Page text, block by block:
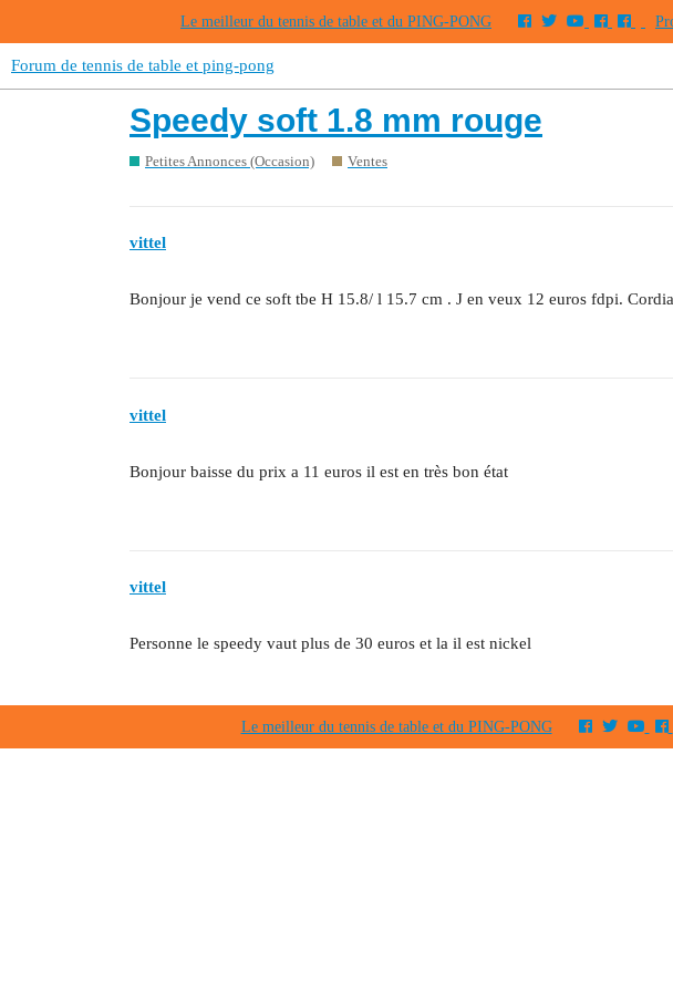
Le meilleur du tennis de table et du PING-PONG
Forum de tennis de table et ping-pong
Speedy soft 1.8 mm rouge
Petites Annonces (Occasion) Ventes
vittel
Bonjour je vend ce soft tbe H 15.8/ l 15.7 cm . J en veux 12 euros fdpi.
vittel
Bonjour baisse du prix a 11 euros il est en très bon état
vittel
Personne le speedy vaut plus de 30 euros et la il est nickel
Le meilleur du tennis de table et du PING-PONG